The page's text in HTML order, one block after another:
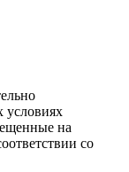
условиях
на
со